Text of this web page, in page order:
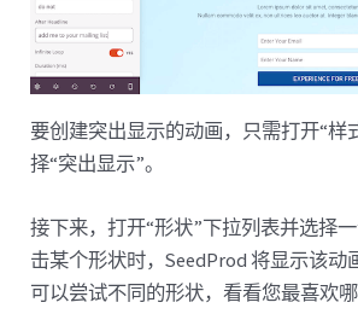
要创建突出显示的动画，只需打开“样
择“突出显示”。
接下来，打开“形状”下拉列表并选择
击某个形状时，SeedProd 将显示该动
可以尝试不同的形状，看看您最喜欢哪